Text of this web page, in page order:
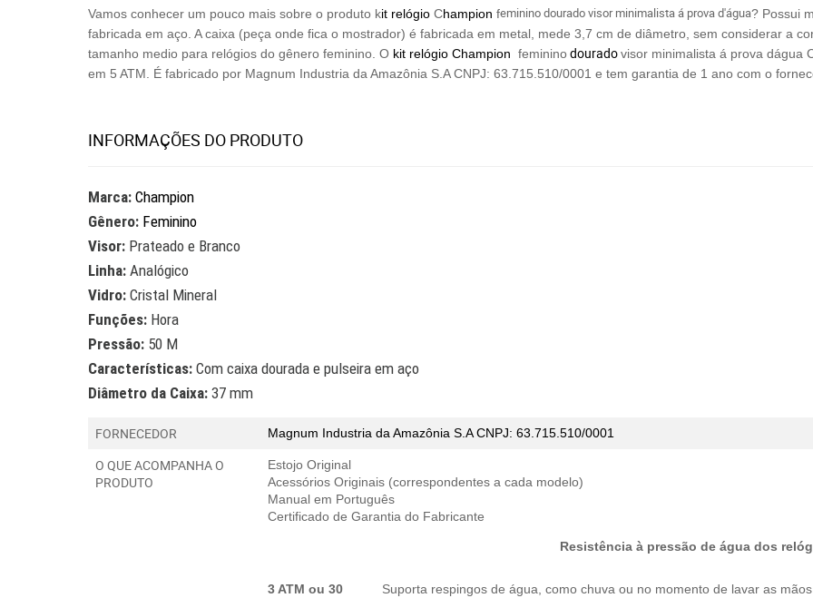
Vamos conhecer um pouco mais sobre o produto kit relógio Champion feminino dourado visor minimalista á prova d'água? Possui
fabricada em aço. A caixa (peça onde fica o mostrador) é fabricada em metal, mede 3,7 cm de diâmetro, sem considerar a
tamanho medio para relógios do gênero feminino. O kit relógio Champion femininodouradovisor minimalista á prova dágua
em 5 ATM. É fabricado por Magnum Industria da Amazônia S.A CNPJ: 63.715.510/0001 e tem garantia de 1 ano com o
INFORMAÇÕES DO PRODUTO
Marca: Champion
Gênero: Feminino
Visor: Prateado e Branco
Linha: Analógico
Vidro: Cristal Mineral
Funções: Hora
Pressão: 50 M
Características: Com caixa dourada e pulseira em aço
Diâmetro da Caixa: 37 mm
FORNECEDOR Magnum Industria da Amazônia S.A CNPJ: 63.715.510/0001
O QUE ACOMPANHA O
PRODUTO
Estojo Original
Acessórios Originais (correspondentes a cada modelo)
Manual em Português
Certificado de Garantia do Fabricante
Resistência à pressão de água dos
3 ATM ou 30
Suporta respingos de água, como chuva ou no momento de lavar as